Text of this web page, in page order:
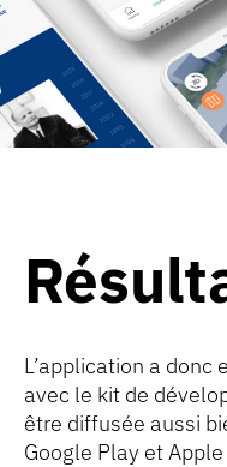
L’application a
avec le kit de
être diffusée aussi
Google Play et